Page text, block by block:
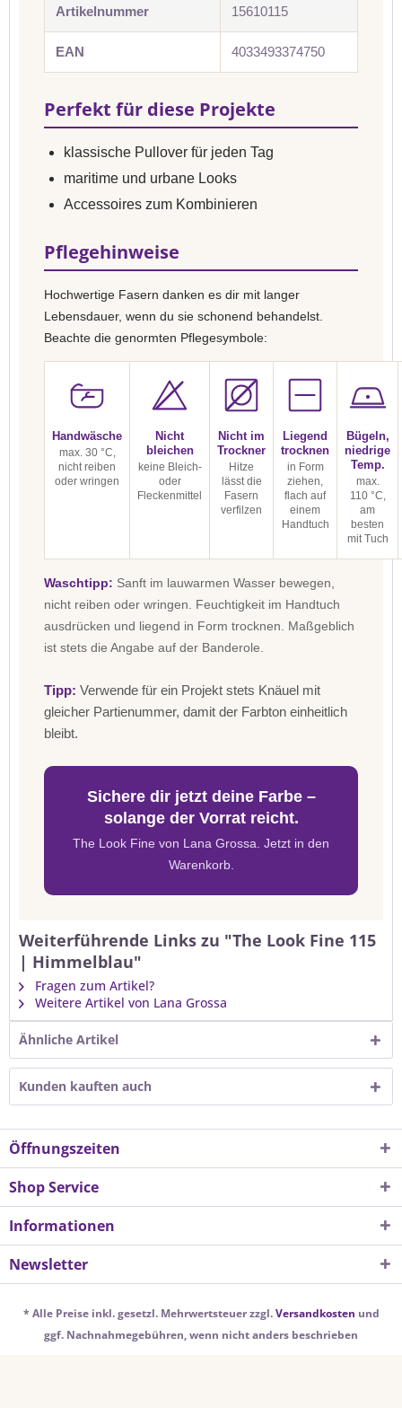
Artikelnummer 15610115
EAN 4033493374750
Perfekt für diese Projekte
klassische Pullover für jeden Tag
maritime und urbane Looks
Accessoires zum Kombinieren
Pflegehinweise
Hochwertige Fasern danken es dir mit langer
Lebensdauer, wenn du sie schonend behandelst.
Beachte die genormten Pflegesymbole:
Handwäsche
max. 30 °C,
nicht reiben
oder wringen
Nicht
bleichen
keine Bleich-
oder
Fleckenmittel
Nicht im
Trockner
Hitze
lässt die
Fasern
verfilzen
Liegend
trocknen
in Form
ziehen,
flach auf
einem
Handtuch
Bügeln,
niedrige
Temp.
max.
110 °C,
am
besten
mit Tuch
Waschtipp: Sanft im lauwarmen Wasser bewegen,
nicht reiben oder wringen. Feuchtigkeit im Handtuch
ausdrücken und liegend in Form trocknen. Maßgeblich
ist stets die Angabe auf der Banderole.
Tipp: Verwende für ein Projekt stets Knäuel mit
gleicher Partienummer, damit der Farbton einheitlich
bleibt.
Sichere dir jetzt deine Farbe –
solange der Vorrat reicht.
The Look Fine von Lana Grossa. Jetzt in den
Warenkorb.
Weiterführende Links zu "The Look Fine 115
| Himmelblau"
Fragen zum Artikel?
Weitere Artikel von Lana Grossa
Ähnliche Artikel
Kunden kauften auch
Öffnungszeiten
Shop Service
Informationen
Newsletter
* Alle Preise inkl. gesetzl. Mehrwertsteuer zzgl.Versandkosten und
ggf. Nachnahmegebühren, wenn nicht anders beschrieben